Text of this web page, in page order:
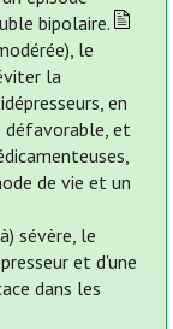
bipolaire.
le
la
en
défavorable, et
de vie et un
sévère, le
et d'une
dans les